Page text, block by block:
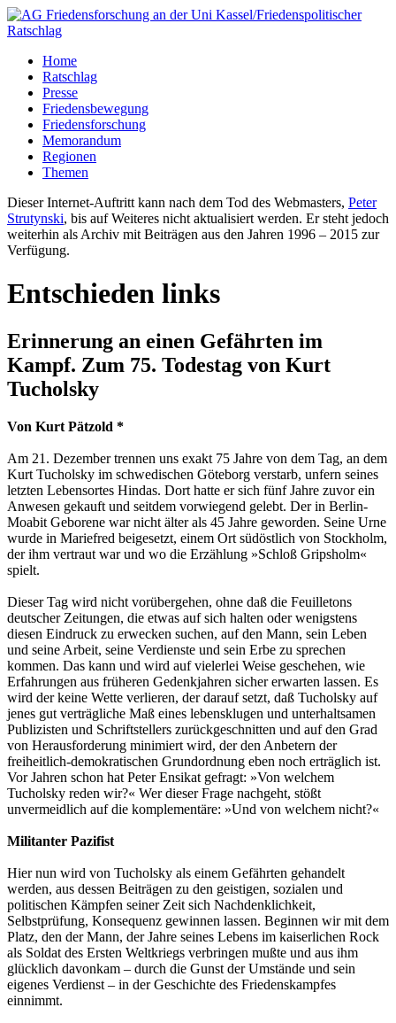
Home
Ratschlag
Presse
Friedensbewegung
Friedensforschung
Memorandum
Regionen
Themen
Dieser Internet-Auftritt kann nach dem Tod des Webmasters, Peter
Strutynski, bis auf Weiteres nicht aktualisiert werden. Er steht jedoch
weiterhin als Archiv mit Beiträgen aus den Jahren 1996 – 2015 zur
Verfügung.
Entschieden links
Erinnerung an einen Gefährten im
Kampf. Zum 75. Todestag von Kurt
Tucholsky
Von Kurt Pätzold *
Am 21. Dezember trennen uns exakt 75 Jahre von dem Tag, an dem
Kurt Tucholsky im schwedischen Göteborg verstarb, unfern seines
letzten Lebensortes Hindas. Dort hatte er sich fünf Jahre zuvor ein
Anwesen gekauft und seitdem vorwiegend gelebt. Der in Berlin-
Moabit Geborene war nicht älter als 45 Jahre geworden. Seine Urne
wurde in Mariefred beigesetzt, einem Ort südöstlich von Stockholm,
der ihm vertraut war und wo die Erzählung »Schloß Gripsholm«
spielt.
Dieser Tag wird nicht vorübergehen, ohne daß die Feuilletons
deutscher Zeitungen, die etwas auf sich halten oder wenigstens
diesen Eindruck zu erwecken suchen, auf den Mann, sein Leben
und seine Arbeit, seine Verdienste und sein Erbe zu sprechen
kommen. Das kann und wird auf vielerlei Weise geschehen, wie
Erfahrungen aus früheren Gedenkjahren sicher erwarten lassen. Es
wird der keine Wette verlieren, der darauf setzt, daß Tucholsky auf
jenes gut verträgliche Maß eines lebensklugen und unterhaltsamen
Publizisten und Schriftstellers zurückgeschnitten und auf den Grad
von Herausforderung minimiert wird, der den Anbetern der
freiheitlich-demokratischen Grundordnung eben noch erträglich ist.
Vor Jahren schon hat Peter Ensikat gefragt: »Von welchem
Tucholsky reden wir?« Wer dieser Frage nachgeht, stößt
unvermeidlich auf die komplementäre: »Und von welchem nicht?«
Militanter Pazifist
Hier nun wird von Tucholsky als einem Gefährten gehandelt
werden, aus dessen Beiträgen zu den geistigen, sozialen und
politischen Kämpfen seiner Zeit sich Nachdenklichkeit,
Selbstprüfung, Konsequenz gewinnen lassen. Beginnen wir mit dem
Platz, den der Mann, der Jahre seines Lebens im kaiserlichen Rock
als Soldat des Ersten Weltkriegs verbringen mußte und aus ihm
glücklich davonkam – durch die Gunst der Umstände und sein
eigenes Verdienst – in der Geschichte des Friedenskampfes
einnimmt.